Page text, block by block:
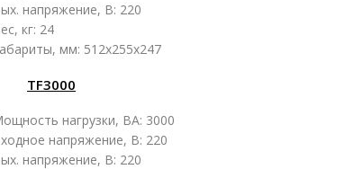
напряжение, В: 220
кг: 24
мм: 512x255x247
TF3000
нагрузки, ВА: 3000
напряжение, В: 220
напряжение, В: 220